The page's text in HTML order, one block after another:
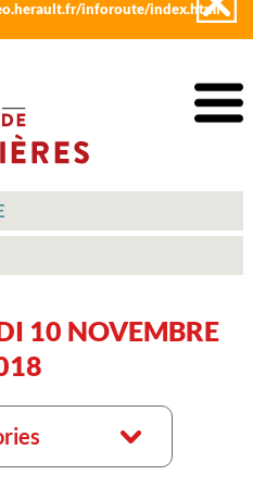
inforoute/index.html
10 NOVEMBRE